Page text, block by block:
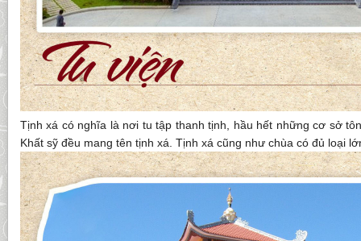
Tịnh xá có nghĩa là nơi tu tập thanh tịnh, hầu hết những cơ sở
Khất sỹ đều mang tên tịnh xá. Tịnh xá cũng như chùa có đủ loại